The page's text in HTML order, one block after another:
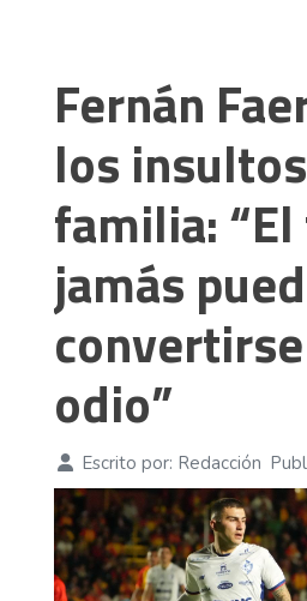
Fernán
los
familia:
jamás
odio”
Escrito por: Redacción